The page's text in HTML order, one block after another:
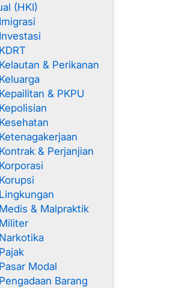
(HKI)
& Perikanan
& PKPU
& Perjanjian
& Malpraktik
Modal
Barang